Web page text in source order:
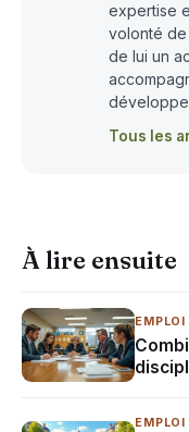
expertise
volonté de
de lui un
Tous les
À lire ensuite
EMPLOI
EMPLOI